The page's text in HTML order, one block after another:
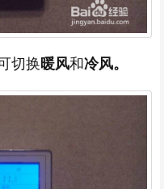
切换暖风和冷风。